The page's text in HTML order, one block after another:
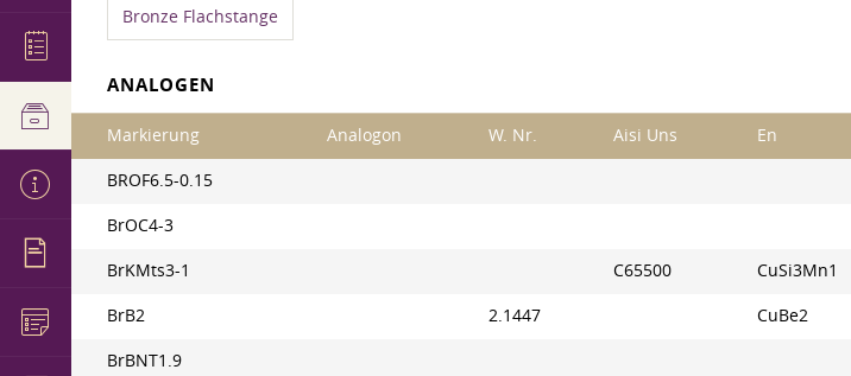
Bronze Flachstange
ANALOGEN
Markierung Analogon W. Nr. Aisi Uns En
BROF6.5-0.15
BrOC4-3
BrKMts3-1 C65500 CuSi3Mn1
BrB2 2.1447 CuBe2
BrBNT1.9